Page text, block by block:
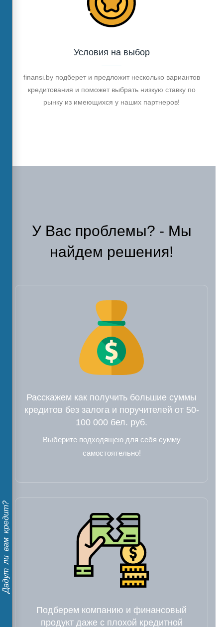
Дадут ли вам кредит?
Условия на выбор
finansi.by подберет и предложит несколько вариантов
кредитования и поможет выбрать низкую ставку по
рынку из имеющихся у наших партнеров!
У Вас проблемы? - Мы
найдем решения!
Расскажем как получить большие суммы
кредитов без залога и поручителей от 50-
100 000 бел. руб.
Выберите подходящею для себя сумму
самостоятельно!
Подберем компанию и финансовый
продукт даже с плохой кредитной